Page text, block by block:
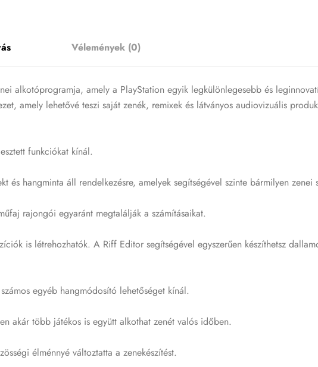
Vélemények (0)
alkotóprogramja, amely a PlayStation egyik legkülönlegesebb és
amely lehetővé teszi saját zenék, remixek és látványos audiovizuális
funkciókat kínál.
hangminta áll rendelkezésre, amelyek segítségével szinte bármilyen zenei
rajongói egyaránt megtalálják a számításaikat.
is létrehozhatók. A Riff Editor segítségével egyszerűen készíthetsz
egyéb hangmódosító lehetőséget kínál.
akár több játékos is együtt alkothat zenét valós időben.
élménnyé változtatta a zenekészítést.